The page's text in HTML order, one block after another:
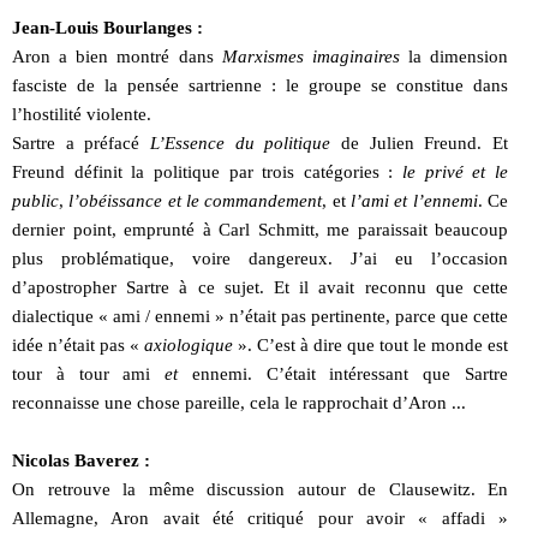
Jean-Louis Bourlanges :
Aron a bien montré dans Marxismes imaginairesla dimension
fasciste de la pensée sartrienne : le groupe se constitue dans
l’hostilité violente.
Sartre a préfacé L’Essence du politique de Julien Freund. Et
Freund définit la politique par trois catégories : le privé et le
public, l’obéissance et le commandement, et l’ami et l’ennemi. Ce
dernier point, emprunté à Carl Schmitt, me paraissait beaucoup
plus problématique, voire dangereux. J’ai eu l’occasion
d’apostropher Sartre à ce sujet. Et il avait reconnu que cette
dialectique « ami / ennemi » n’était pas pertinente, parce que cette
idée n’était pas « axiologique ». C’est à dire que tout le monde est
tour à tour amietennemi. C’était intéressant que Sartre
reconnaisse une chose pareille, cela le rapprochait d’Aron ...
Nicolas Baverez :
On retrouve la même discussion autour de Clausewitz. En
Allemagne, Aron avait été critiqué pour avoir « affadi »